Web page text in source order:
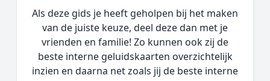
Als deze gids je heeft geholpen bij het maken
van de juiste keuze, deel deze dan met je
vrienden en familie! Zo kunnen ook zij de
beste interne geluidskaarten overzichtelijk
inzien en daarna net zoals jij de beste interne